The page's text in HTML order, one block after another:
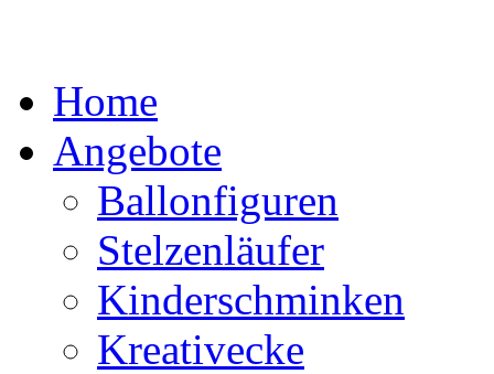
Home
Angebote
Ballonfiguren
Stelzenläufer
Kinderschminken
Kreativecke